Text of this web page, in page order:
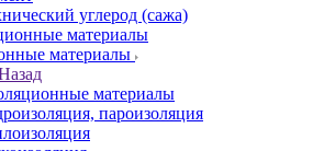
углерод (сажа)
материалы
материалы
пароизоляция